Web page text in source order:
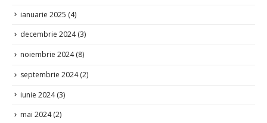
ianuarie 2025 (4)
decembrie 2024(3)
noiembrie 2024(8)
septembrie 2024(2)
iunie 2024(3)
mai 2024(2)